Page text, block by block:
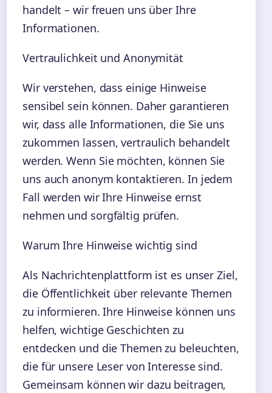
handelt – wir freuen uns über Ihre
Informationen.
Vertraulichkeit und Anonymität
Wir verstehen, dass einige Hinweise
sensibel sein können. Daher garantieren
wir, dass alle Informationen, die Sie uns
zukommen lassen, vertraulich behandelt
werden. Wenn Sie möchten, können Sie
uns auch anonym kontaktieren. In jedem
Fall werden wir Ihre Hinweise ernst
nehmen und sorgfältig prüfen.
Warum Ihre Hinweise wichtig sind
Als Nachrichtenplattform ist es unser Ziel,
die Öffentlichkeit über relevante Themen
zu informieren. Ihre Hinweise können uns
helfen, wichtige Geschichten zu
entdecken und die Themen zu beleuchten,
die für unsere Leser von Interesse sind.
Gemeinsam können wir dazu beitragen,